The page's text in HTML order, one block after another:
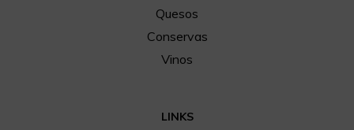
Quesos
Conservas
Vinos
LINKS